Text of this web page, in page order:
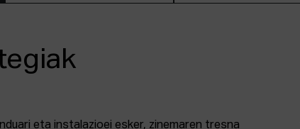
eta instalazioei esker, zinemaren tresna